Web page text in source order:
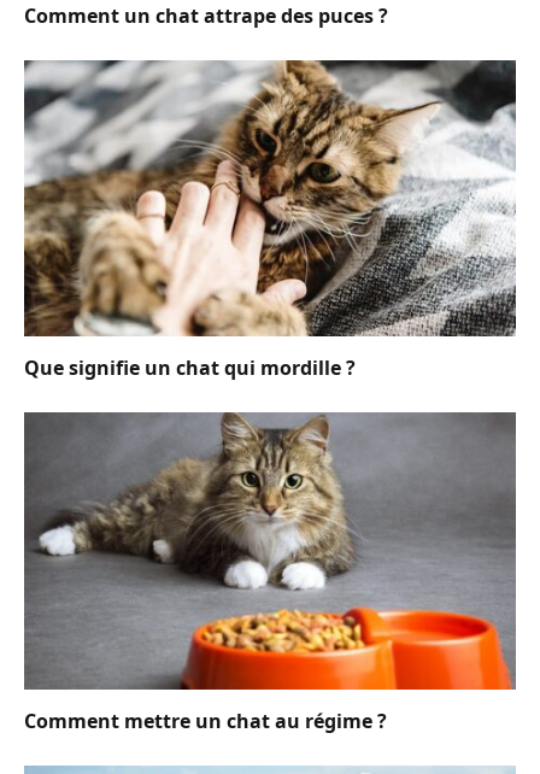
Comment un chat attrape des puces ?
Que signifie un chat qui mordille ?
Comment mettre un chat au régime ?